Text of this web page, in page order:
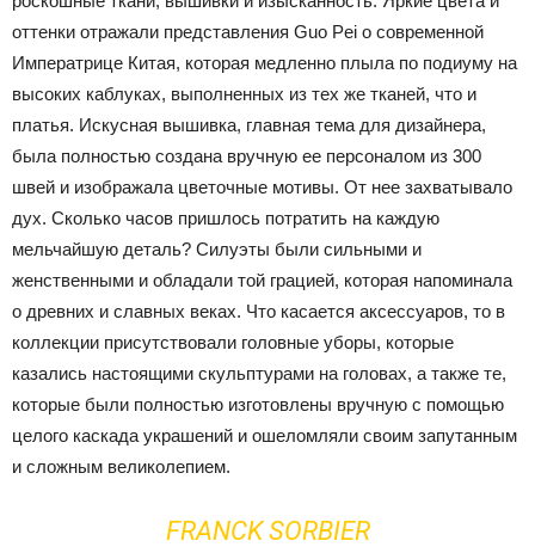
оттенки отражали представления Guo Pei о современной
Императрице Китая, которая медленно плыла по подиуму на
высоких каблуках, выполненных из тех же тканей, что и
платья. Искусная вышивка, главная тема для дизайнера,
была полностью создана вручную ее персоналом из 300
швей и изображала цветочные мотивы. От нее захватывало
дух. Сколько часов пришлось потратить на каждую
мельчайшую деталь? Силуэты были сильными и
женственными и обладали той грацией, которая напоминала
о древних и славных веках. Что касается аксессуаров, то в
коллекции присутствовали головные уборы, которые
казались настоящими скульптурами на головах, а также те,
которые были полностью изготовлены вручную с помощью
целого каскада украшений и ошеломляли своим запутанным
и сложным великолепием.
FRANCK SORBIER